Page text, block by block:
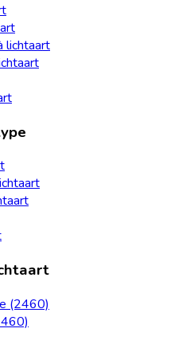
lichtaart
(2460)